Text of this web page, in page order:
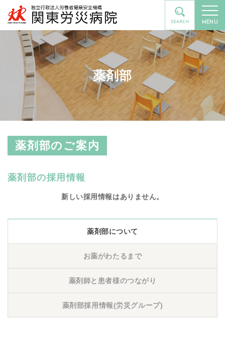
MENU
薬剤部
薬剤部のご案内
薬剤部の採用情報
新しい採用情報はありません。
薬剤部について
お薬がわたるまで
薬剤師と患者様のつながり
薬剤部採用情報(労災グループ)